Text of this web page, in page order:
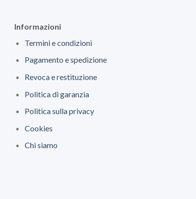
Informazioni
Termini e condizioni
Pagamento e spedizione
Revoca e restituzione
Politica di garanzia
Politica sulla privacy
Cookies
Chi siamo